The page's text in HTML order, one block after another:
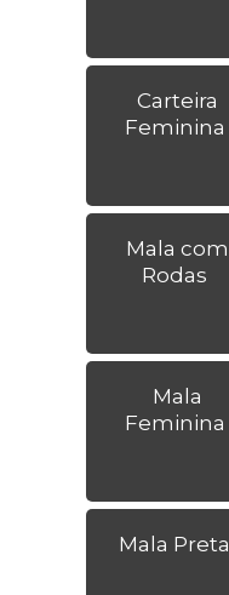
Carteira
Feminina
Mala com
Rodas
Mala
Feminina
Mala Preta